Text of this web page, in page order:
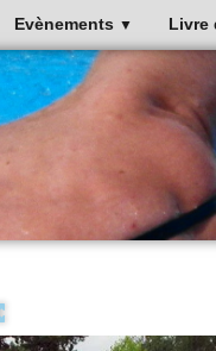
Evènements ▼ Livre